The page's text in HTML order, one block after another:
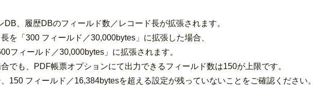
DB、履歴DBのフィールド数／レコード長が拡張されます。
「300 フィールド／30,000bytes」に拡張した場合、
ィールド／30,000bytes」に拡張されます。
でも、PDF帳票オプションにて出力できるフィールド数は150が上限です。
150 フィールド／16,384bytesを超える設定が残っていないことをご確認ください。